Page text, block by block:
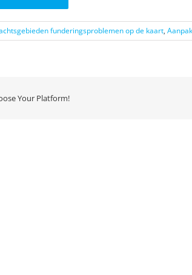
funderingsproblemen op de kaart,
Your Platform!